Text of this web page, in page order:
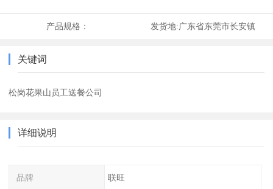
产品规格： 发货地:广东省东莞市长安镇
关键词
松岗花果山员工送餐公司
详细说明
品牌 联旺